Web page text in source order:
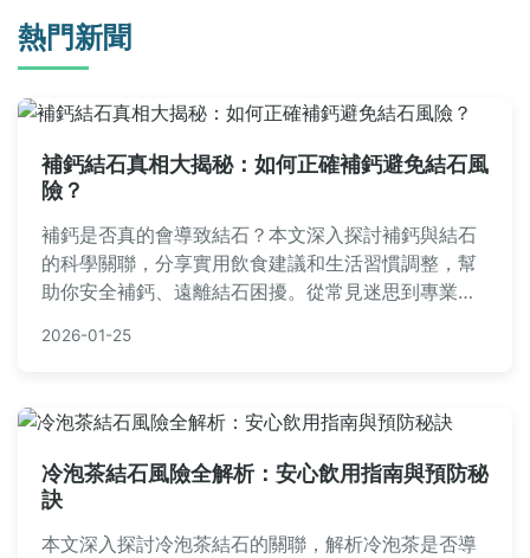
熱門新聞
補鈣結石真相大揭秘：如何正確補鈣避免結石風
險？
補鈣是否真的會導致結石？本文深入探討補鈣與結石
的科學關聯，分享實用飲食建議和生活習慣調整，幫
助你安全補鈣、遠離結石困擾。從常見迷思到專業見
2026-01-25
冷泡茶結石風險全解析：安心飲用指南與預防秘
訣
本文深入探討冷泡茶結石的關聯，解析冷泡茶是否導